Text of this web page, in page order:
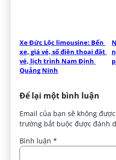
Xe Đức Lộc limousine: Bến
xe, giá vé, số điện thoại đặt
vé, lịch trình Nam Định
Quảng Ninh
Để lại một bình luận
Email của bạn sẽ không
trường bắt buộc được đánh
Bình luận*